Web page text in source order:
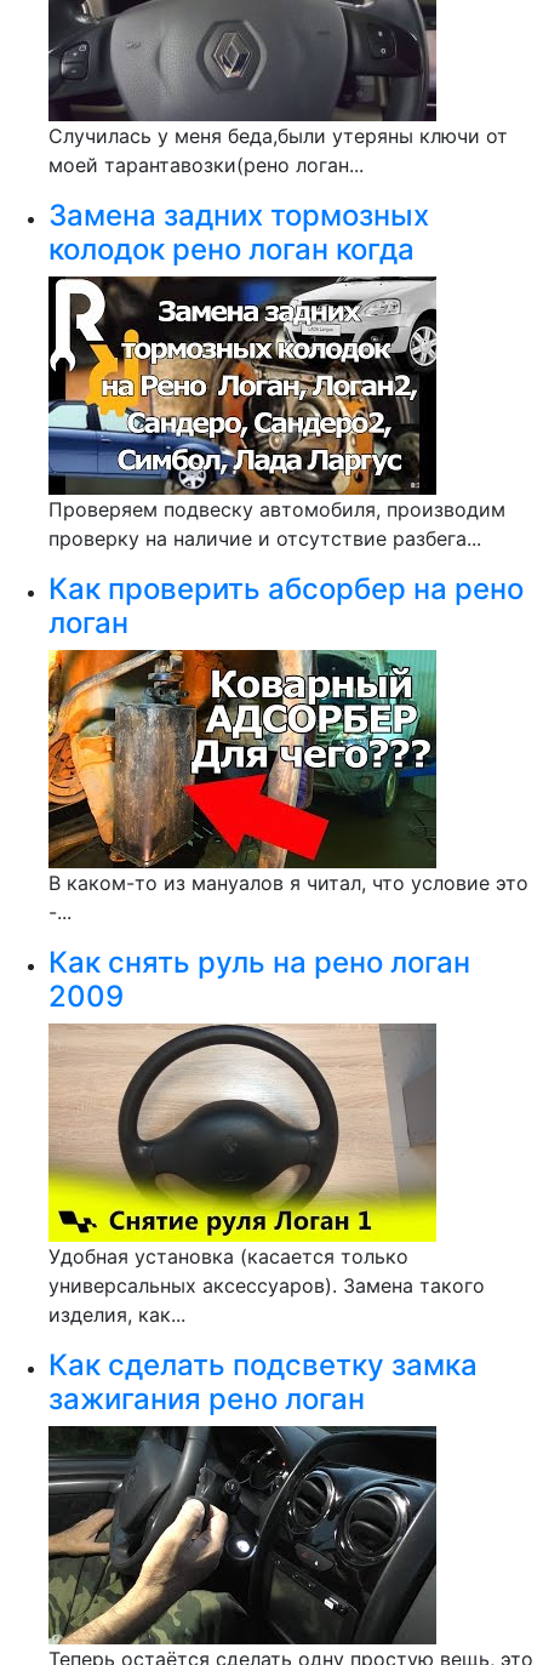
Случилась у меня беда,были утеряны ключи от
моей тарантавозки(рено логан...
Замена задних тормозных
колодок рено логан когда
Проверяем подвеску автомобиля, производим
проверку на наличие и отсутствие разбега...
Как проверить абсорбер на рено
логан
В каком-то из мануалов я читал, что условие это
-...
Как снять руль на рено логан
2009
Удобная установка (касается только
универсальных аксессуаров). Замена такого
изделия, как...
Как сделать подсветку замка
зажигания рено логан
Теперь остаётся сделать одну простую вещь, это